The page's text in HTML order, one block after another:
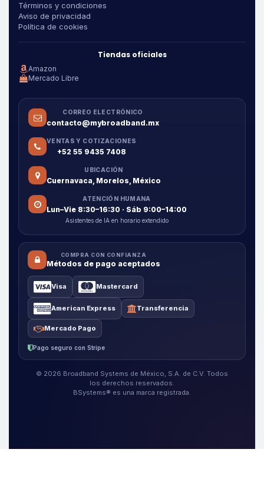
Términos y condiciones
Aviso de privacidad
Política de cookies
Tiendas oficiales
Amazon
Mercado Libre
CORREO ELECTRÓNICO
contacto@mybroadband.mx
VENTAS Y COTIZACIONES
+52 55 9435 7408
UBICACIÓN
Cuernavaca, Morelos, México
ATENCIÓN HUMANA
Lun–Vie 8:30–16:30 · Sáb 9:00–14:00
Asistentes de IA en horario extendido
COMPRA CON CONFIANZA
Métodos de pago aceptados
Visa Mastercard
American Express Transferencia
Mercado Pago
Pago seguro con Stripe
© 2026 Broadband Systems de México, S.A. de C.V. Todos
los derechos reservados.
BSystems® es una marca registrada.